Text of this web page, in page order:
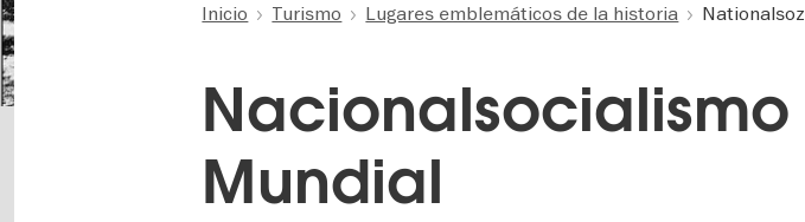
Inicio Turismo Lugares emblemáticos de la historia
Nacionalsocialismo
Mundial